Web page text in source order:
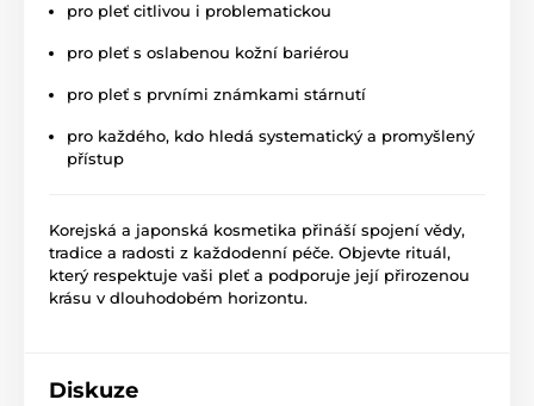
pro pleť citlivou i problematickou
pro pleť s oslabenou kožní bariérou
pro pleť s prvními známkami stárnutí
pro každého, kdo hledá systematický a promyšlený
přístup
Korejská a japonská kosmetika přináší spojení vědy,
tradice a radosti z každodenní péče. Objevte rituál,
který respektuje vaši pleť a podporuje její přirozenou
krásu v dlouhodobém horizontu.
Diskuze